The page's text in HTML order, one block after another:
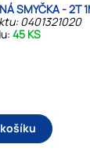
SMYČKA - 2T
0401321020
45 KS